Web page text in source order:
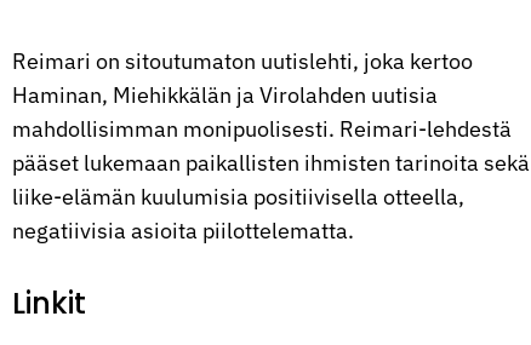
Reimari on sitoutumaton uutislehti, joka kertoo
Haminan, Miehikkälän ja Virolahden uutisia
mahdollisimman monipuolisesti. Reimari-lehdestä
pääset lukemaan paikallisten ihmisten tarinoita sekä
liike-elämän kuulumisia positiivisella otteella,
negatiivisia asioita piilottelematta.
Linkit